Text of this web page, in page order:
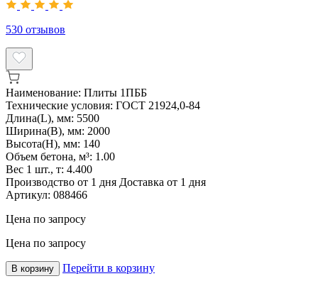
530 отзывов
Наименование: Плиты 1ПББ
Технические условия: ГОСТ 21924,0-84
Длина(L), мм: 5500
Ширина(B), мм: 2000
Высота(H), мм: 140
Объем бетона, м³: 1.00
Вес 1 шт., т: 4.400
Производство от 1 дня Доставка от 1 дня
Артикул: 088466
Цена по запросу
Цена по запросу
В корзину Перейти в корзину